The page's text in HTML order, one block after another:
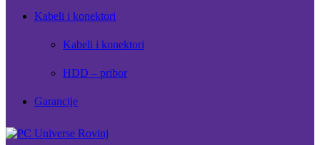
Kabeli i konektori
Kabeli i konektori
HDD – pribor
Garancije